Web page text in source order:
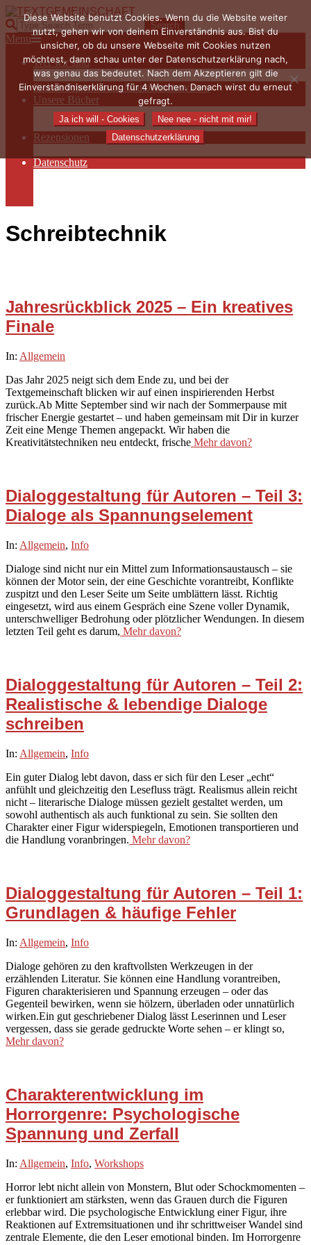
Skip
to
content
TEXTGEMEINSCHAFT
Search
Primary
Navigation
Menu
Menu
Wer wir sind
Die Hauptakteurinnen
Sieben Fragen an… / Autoreninterviews
Unsere Bücher
Autorenservices
Autorenprofile
Rezensionen
Datenschutz
Schreibtechnik
Jahresrückblick 2025 – Ein kreatives
Finale
2025-
15
In: Allgemein
Das Jahr 2025 neigt sich dem Ende zu, und bei der
Textgemeinschaft blicken wir auf einen inspirierenden Herbst
zurück.Ab Mitte September sind wir nach der Sommerpause mit
frischer Energie gestartet – und haben gemeinsam mit Dir in kurzer
Zeit eine Menge Themen angepackt. Wir haben die
Kreativitätstechniken neu entdeckt, frische Mehr davon?
Dialoggestaltung für Autoren – Teil 3:
Dialoge als Spannungselement
2025-
23
In: Allgemein, Info
Dialoge sind nicht nur ein Mittel zum Informationsaustausch – sie
können der Motor sein, der eine Geschichte vorantreibt, Konflikte
zuspitzt und den Leser Seite um Seite umblättern lässt. Richtig
eingesetzt, wird aus einem Gespräch eine Szene voller Dynamik,
unterschwelliger Bedrohung oder plötzlicher Wendungen. In diesem
letzten Teil geht es darum, Mehr davon?
Dialoggestaltung für Autoren – Teil 2:
Realistische & lebendige Dialoge
schreiben
2025-
20
In: Allgemein, Info
Ein guter Dialog lebt davon, dass er sich für den Leser „echt“
anfühlt und gleichzeitig den Lesefluss trägt. Realismus allein reicht
nicht – literarische Dialoge müssen gezielt gestaltet werden, um
sowohl authentisch als auch funktional zu sein. Sie sollten den
Charakter einer Figur widerspiegeln, Emotionen transportieren und
die Handlung voranbringen. Mehr davon?
Dialoggestaltung für Autoren – Teil 1:
Grundlagen & häufige Fehler
2025-
16
In: Allgemein, Info
Dialoge gehören zu den kraftvollsten Werkzeugen in der
erzählenden Literatur. Sie können eine Handlung vorantreiben,
Figuren charakterisieren und Spannung erzeugen – oder das
Gegenteil bewirken, wenn sie hölzern, überladen oder unnatürlich
wirken.Ein gut geschriebener Dialog lässt Leserinnen und Leser
vergessen, dass sie gerade gedruckte Worte sehen – er klingt so,
Mehr davon?
Charakterentwicklung im
Horrorgenre: Psychologische
Spannung und Zerfall
2025-
09
In: Allgemein, Info, Workshops
Horror lebt nicht allein von Monstern, Blut oder Schockmomenten –
er funktioniert am stärksten, wenn das Grauen durch die Figuren
erlebbar wird. Die psychologische Entwicklung einer Figur, ihre
Reaktionen auf Extremsituationen und ihr schrittweiser Wandel sind
zentrale Elemente, die den Leser emotional binden. Im Horrorgenre
Diese Website benutzt Cookies. Wenn du die Website weiter
nutzt, gehen wir von deinem Einverständnis aus. Bist du
unsicher, ob du unsere Webseite mit Cookies nutzen
möchtest, dann schau unter der Datenschutzerklärung nach,
was genau das bedeutet. Nach dem Akzeptieren gilt die
Einverständniserklärung für 4 Wochen. Danach wirst du erneut
gefragt.
Ja ich will - Cookies
Nee nee - nicht mit mir!
Datenschutzerklärung